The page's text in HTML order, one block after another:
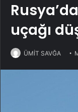
uçağı
ÜMİT SAVĞA